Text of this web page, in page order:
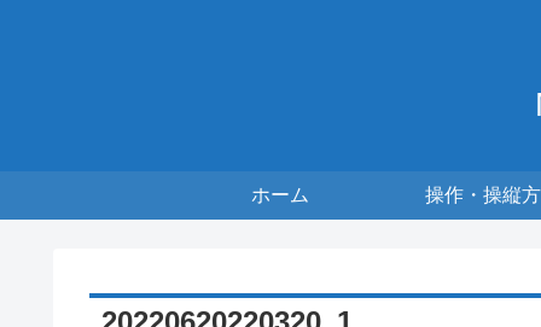
ホーム 操作・操縦